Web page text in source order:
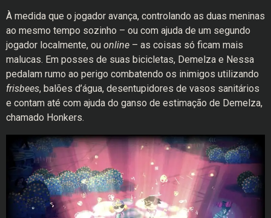
À medida que o jogador avança, controlando as duas meninas
ao mesmo tempo sozinho – ou com ajuda de um segundo
jogador localmente, ou online – as coisas só ficam mais
malucas. Em posses de suas bicicletas, Demelza e Nessa
pedalam rumo ao perigo combatendo os inimigos utilizando
frisbees, balões d’água, desentupidores de vasos sanitários
e contam até com ajuda do ganso de estimação de Demelza,
chamado Honkers.